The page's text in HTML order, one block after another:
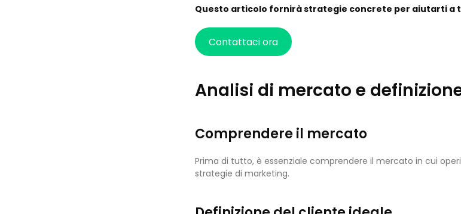
Questo articolo fornirà strategie concrete per aiutarti
Contattaci ora
Analisi di mercato e
Comprendere il mercato
Prima di tutto, è essenziale comprendere il mercato in cui
strategie di marketing.